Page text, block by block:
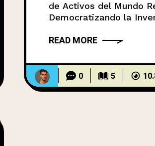
de Activos del Mundo
Democratizando la
digital actual, se habla
criptomonedas
. Si
son aspectos
imagen es mucho más
READ MORE
0 5